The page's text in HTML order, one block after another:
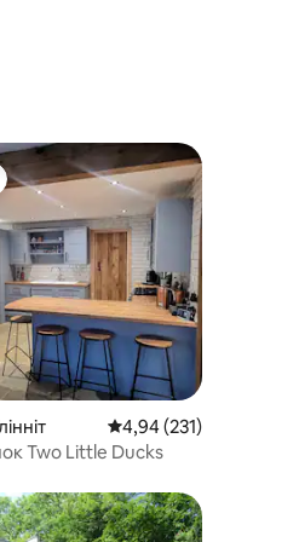
210 Середня оцінка: 4,94
4,94 (231)
Two Little Ducks